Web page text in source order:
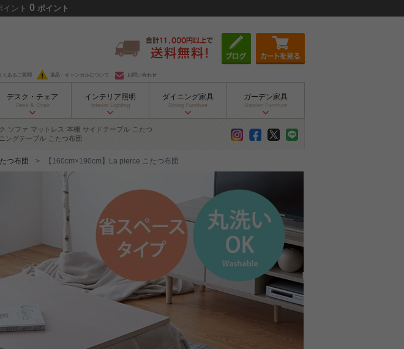
イント 0 ポイント
よくあるご質問 返品・キャンセルについて お問い合わせ
デスク・チェア
Desk & Chair
インテリア照明
Interior Lighting
ダイニング家具
Dining Furniture
ガーデン家具
Garden Furniture
ソファ マットレス 本棚 サイドテーブル こたつ
ングテーブル こたつ布団
つ布団 【160cm×190cm】La pierce こたつ布団